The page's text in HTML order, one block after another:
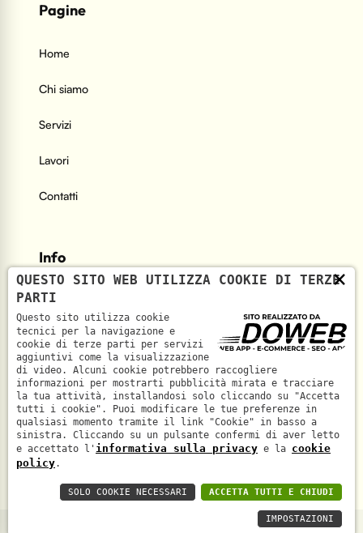
Pagine
Home
Chi siamo
Servizi
Lavori
Contatti
Info
Indirizzo
Via Mefistofele, 5 - 37131 Verona
Telefono
+39 045 6933291
×
QUESTO SITO WEB UTILIZZA COOKIE DI TERZE
PARTI
Questo sito utilizza cookie
tecnici per la navigazione e
cookie di terze parti per servizi
aggiuntivi come la visualizzazione
di video. Alcuni cookie potrebbero raccogliere
informazioni per mostrarti pubblicità mirata e tracciare
la tua attività, installandosi solo cliccando su "Accetta
tutti i cookie". Puoi modificare le tue preferenze in
qualsiasi momento tramite il link "Cookie" in basso a
sinistra. Cliccando su un pulsante confermi di aver letto
e accettato l' informativa sulla privacy e la cookie
policy.
ACCETTA TUTTI E CHIUDI
SOLO COOKIE NECESSARI
IMPOSTAZIONI